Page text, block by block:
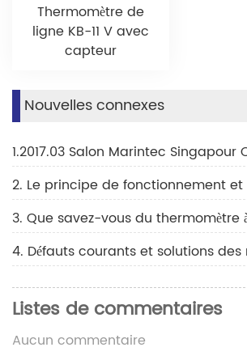
Thermomètre de
ligne KB-11 V avec
capteur
Nouvelles connexes
Listes de commentaires
Aucun commentaire